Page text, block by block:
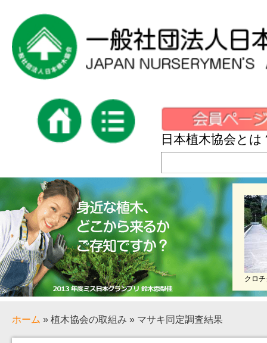
日本植木協会とは
クロ
ホーム » 植木協会の取組み » マサキ同定調査結果